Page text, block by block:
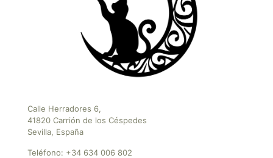
Calle Herradores 6,
41820 Carrión de los Céspedes
Sevilla, España
Teléfono: +34 634 006 802